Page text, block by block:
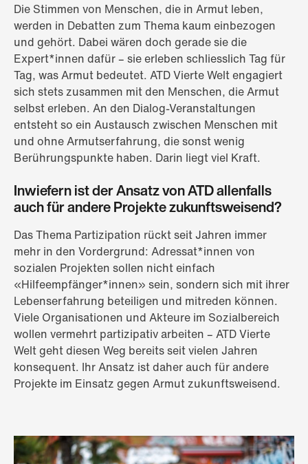
Die Stimmen von Menschen, die in Armut leben,
werden in Debatten zum Thema kaum einbezogen
und gehört. Dabei wären doch gerade sie die
Expert*innen dafür – sie erleben schliesslich Tag für
Tag, was Armut bedeutet. ATD Vierte Welt engagiert
sich stets zusammen mit den Menschen, die Armut
selbst erleben. An den Dialog-Veranstaltungen
entsteht so ein Austausch zwischen Menschen mit
und ohne Armutserfahrung, die sonst wenig
Berührungspunkte haben. Darin liegt viel Kraft.
Inwiefern ist der Ansatz von ATD allenfalls
auch für andere Projekte zukunftsweisend?
Das Thema Partizipation rückt seit Jahren immer
mehr in den Vordergrund: Adressat*innen von
sozialen Projekten sollen nicht einfach
«Hilfeempfänger*innen» sein, sondern sich mit ihrer
Lebenserfahrung beteiligen und mitreden können.
Viele Organisationen und Akteure im Sozialbereich
wollen vermehrt partizipativ arbeiten – ATD Vierte
Welt geht diesen Weg bereits seit vielen Jahren
konsequent. Ihr Ansatz ist daher auch für andere
Projekte im Einsatz gegen Armut zukunftsweisend.